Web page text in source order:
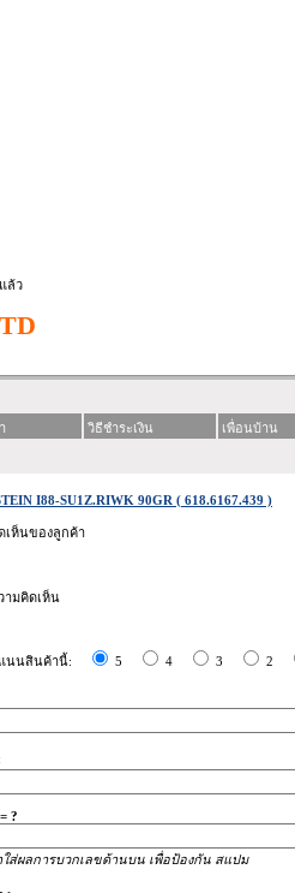
วิธีชำระเงิน เพื่อนบ้าน
I88-SU1Z.RIWK 90GR ( 618.6167.439 )
เห็นของลูกค้า
ามคิดเห็น
แนนสินค้านี้: 5 4 3 2
?
ส่ผลการบวกเลขด้านบน เพื่อป้องกัน สแปม